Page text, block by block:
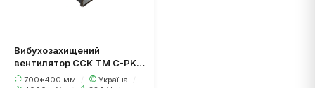
Вибухозахищений
вентилятор ССК ТМ C-PKV-
V-70-40-6-380
700*400 мм Україна